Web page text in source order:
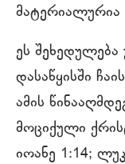
მატერიალურია
ეს შეხედულება
დასაწყისში
ამის
მოციქული
იოანე 1:14;